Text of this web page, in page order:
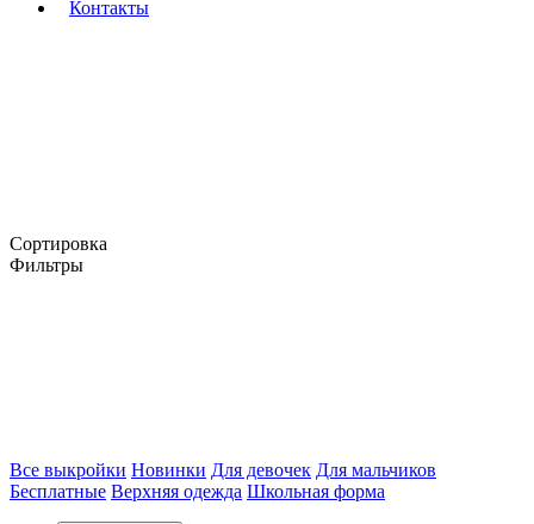
Контакты
Сортировка
Фильтры
Все выкройки Новинки Для девочек Для мальчиков
Бесплатные Верхняя одежда Школьная форма